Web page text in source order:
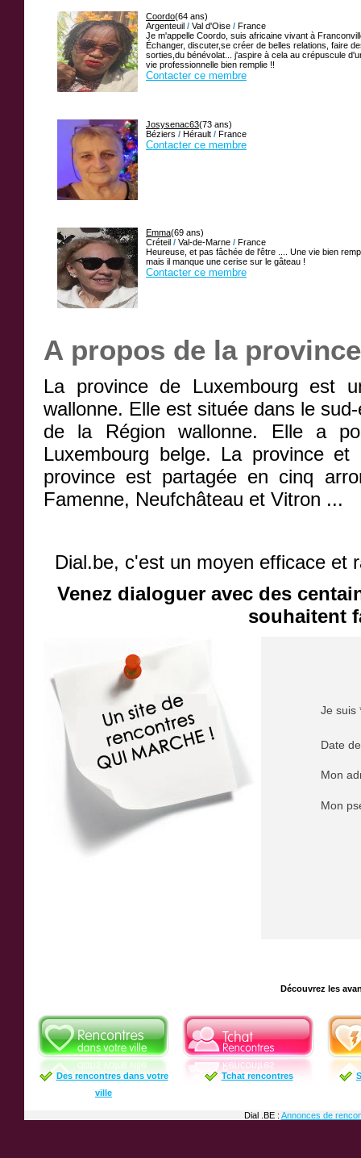
Coordo(64 ans)
Argenteuil / Val d'Oise / France
Je m'appelle Coordo, suis africaine vivant à
Échanger, discuter,se créer de belles relations, faire
sorties,du bénévolat... j'aspire à cela au crépuscule
vie professionnelle bien remplie !!
Contacter ce membre
Josysenac63(73 ans)
Béziers / Hérault / France
Contacter ce membre
Emma(69 ans)
Créteil / Val-de-Marne / France
Heureuse, et pas fâchée de l'être .... Une vie bien
mais il manque une cerise sur le gâteau !
Contacter ce membre
A propos de la
La province de Luxembourg est
wallonne. Elle est située dans le
de la Région wallonne. Elle a
Luxembourg belge. La province
province est partagée en cinq
Famenne, Neufchâteau et Vitron ...
Dial.be, c'est un moyen efficace et
Venez dialoguer avec des
souhaitent
Je suis
Date
Mon
Mon
Découvrez les
Des rencontres dans votre
ville
Tchat rencontres
Dial .BE : Annonces de